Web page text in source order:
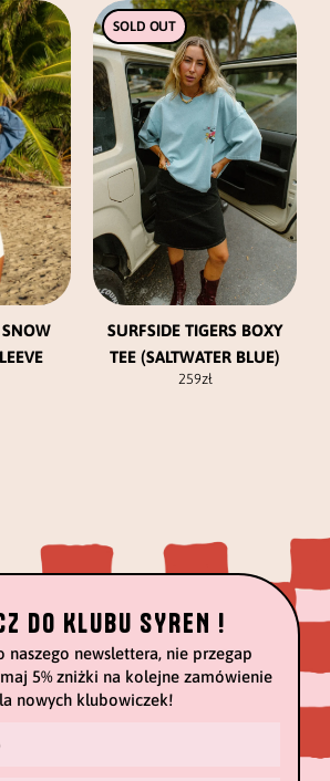
SNOW
SOLD OUT
SURFSIDE TIGERS BOXY
TEE (SALTWATER BLUE)
259zł
Ten
produkt
ma
wiele
wariantów.
Opcje
można
wybrać
na
stronie
produktu
DO KLUBU SYREN !
naszego newslettera, nie przegap
5% zniżki na kolejne zamówienie
nowych klubowiczek!